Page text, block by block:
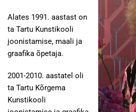
Alates 1991. aastast on
ta Tartu Kunstikooli
joonistamise, maali ja
graafika õpetaja.
2001-2010. aastatel oli
ta Tartu Kõrgema
Kunstikooli